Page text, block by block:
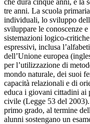
tre anni. La scuola
individuali, lo sviluppo
sviluppare le conoscenze
sistemazioni logico-
espressivi, inclusa
dell’Unione europea
per l’utilizzazione di
mondo naturale, dei suoi
capacità relazionali e di
educa i giovani cittadini ai
civile (Legge 53 del
primo grado, al termine
alunni sostengano un